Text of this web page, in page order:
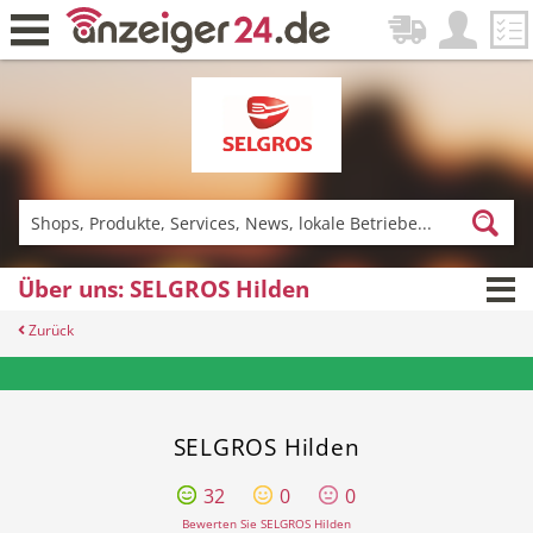
Zurück
Fitness & Sport Lieferservice
Einkaufen DE-News
Restaurant
Zurück
SELGROS Hilden
32 0 0
Bewerten Sie SELGROS Hilden
Über uns: SELGROS Hilden